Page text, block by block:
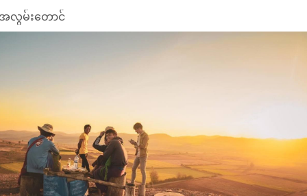
လွမ်းတောင်